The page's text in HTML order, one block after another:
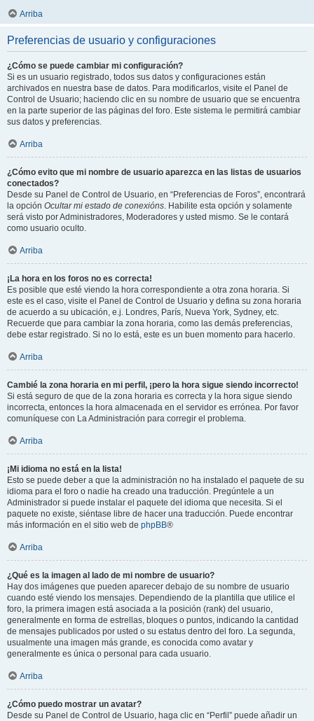
Arriba
Preferencias de usuario y configuraciones
¿Cómo se puede cambiar mi configuración?
Si es un usuario registrado, todos sus datos y configuraciones están
archivados en nuestra base de datos. Para modificarlos, visite el Panel de
Control de Usuario; haciendo clic en su nombre de usuario que se encuentra
en la parte superior de las páginas del foro. Este sistema le permitirá cambiar
sus datos y preferencias.
Arriba
¿Cómo evito que mi nombre de usuario aparezca en las listas de usuarios
conectados?
Desde su Panel de Control de Usuario, en “Preferencias de Foros”, encontrará
la opción Ocultar mi estado de conexións. Habilite esta opción y solamente
será visto por Administradores, Moderadores y usted mismo. Se le contará
como usuario oculto.
Arriba
¡La hora en los foros no es correcta!
Es posible que esté viendo la hora correspondiente a otra zona horaria. Si
este es el caso, visite el Panel de Control de Usuario y defina su zona horaria
de acuerdo a su ubicación, e.j. Londres, París, Nueva York, Sydney, etc.
Recuerde que para cambiar la zona horaria, como las demás preferencias,
debe estar registrado. Si no lo está, este es un buen momento para hacerlo.
Arriba
Cambié la zona horaria en mi perfil, ¡pero la hora sigue siendo incorrecto!
Si está seguro de que de la zona horaria es correcta y la hora sigue siendo
incorrecta, entonces la hora almacenada en el servidor es errónea. Por favor
comuníquese con La Administración para corregir el problema.
Arriba
¡Mi idioma no está en la lista!
Esto se puede deber a que la administración no ha instalado el paquete de su
idioma para el foro o nadie ha creado una traducción. Pregúntele a un
Administrador si puede instalar el paquete del idioma que necesita. Si el
paquete no existe, siéntase libre de hacer una traducción. Puede encontrar
más información en el sitio web de phpBB®
Arriba
¿Qué es la imagen al lado de mi nombre de usuario?
Hay dos imágenes que pueden aparecer debajo de su nombre de usuario
cuando esté viendo los mensajes. Dependiendo de la plantilla que utilice el
foro, la primera imagen está asociada a la posición (rank) del usuario,
generalmente en forma de estrellas, bloques o puntos, indicando la cantidad
de mensajes publicados por usted o su estatus dentro del foro. La segunda,
usualmente una imagen más grande, es conocida como avatar y
generalmente es única o personal para cada usuario.
Arriba
¿Cómo puedo mostrar un avatar?
Desde su Panel de Control de Usuario, haga clic en “Perfil” puede añadir un